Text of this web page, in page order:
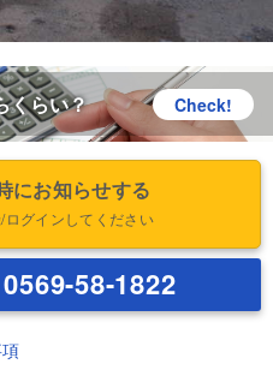
くらい？ Check!
にお知らせする
ログインしてください
0569-58-1822